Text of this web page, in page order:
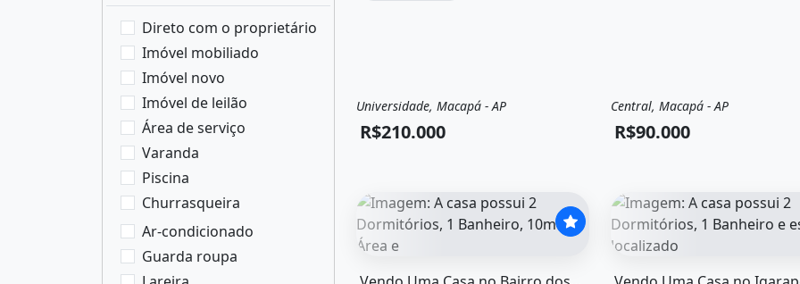
Direto com o proprietário
Imóvel mobiliado
Imóvel novo
Imóvel de leilão
Área de serviço
Varanda
Piscina
Churrasqueira
Ar-condicionado
Guarda roupa
Venda Casa
Universidade, Macapá - AP
R$210.000
Venda Casa
Central, Macapá - AP
R$90.000
O imóvel &quot;Vendo uma casa no bairro dos congos&quot;
O imóvel &quot;Vendo